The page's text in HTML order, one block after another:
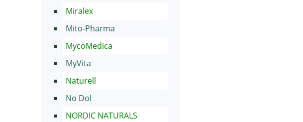
Miralex
Mito-Pharma
MycoMedica
MyVita
Naturell
No Dol
NORDIC NATURALS